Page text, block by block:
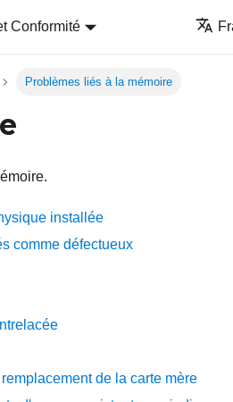
Conformité
Problèmes liés à la mémoire
installée
comme défectueux
de la carte mère